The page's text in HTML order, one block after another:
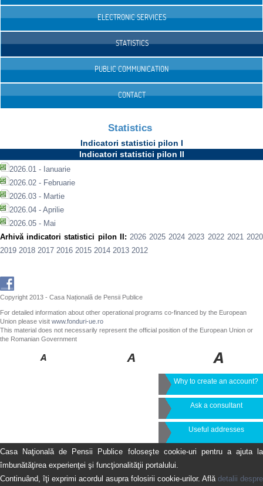
ELECTRONIC SERVICES
STATISTICS
PUBLIC COMMUNICATION
CONTACT
Statistics
Indicatori statistici pilon I
Indicatori statistici pilon II
2026.01 - Ianuarie
2026.02 - Februarie
2026.03 - Martie
2026.04 - Aprilie
2026.05 - Mai
Arhivă indicatori statistici pilon II: 2026 2025 2024 2023 2022 2021 2020
2019 2018 2017 2016 2015 2014 2013 2012
Copyright 2013 - Casa Națională de Pensii Publice
For detailed information about other operational programs co-financed by the European
Union please visit www.fonduri-ue.ro
This material does not necessarily represent the official position of the European Union or
the Romanian Government
Why to create an account?
Ask a consultant
Useful addresses
Casa Naţională de Pensii Publice foloseşte cookie-uri pentru a ajuta la
îmbunătăţirea experienţei şi funcţionalităţii portalului.
Continuând, îţi exprimi acordul asupra folosirii cookie-urilor. Află detalii despre